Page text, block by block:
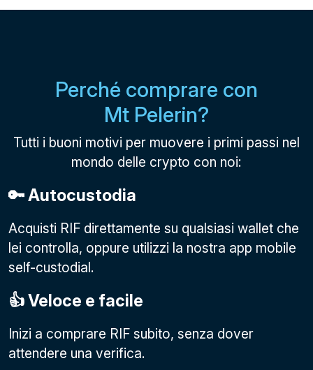
Perché comprare con
Mt Pelerin?
Tutti i buoni motivi per muovere i primi passi nel
mondo delle crypto con noi:
🔑 Autocustodia
Acquisti RIF direttamente su qualsiasi wallet che
lei controlla, oppure utilizzi la nostra app mobile
self-custodial.
👍 Veloce e facile
Inizi a comprare RIF subito, senza dover
attendere una verifica.